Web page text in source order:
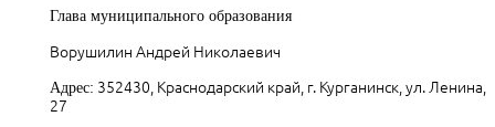
Глава муниципального образования
Ворушилин Андрей Николаевич
Адрес: 352430, Краснодарский край, г. Курганинск, ул. Ленина,
27